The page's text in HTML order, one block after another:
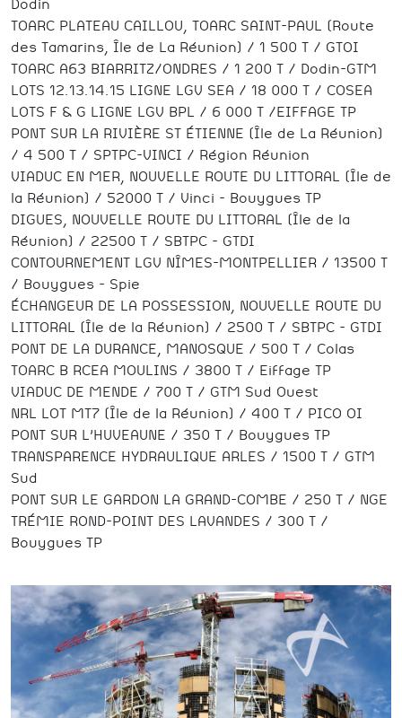
Dodin
TOARC PLATEAU CAILLOU, TOARC SAINT-PAUL (Route
des Tamarins, Île de La Réunion) / 1 500 T / GTOI
TOARC A63 BIARRITZ/ONDRES / 1 200 T / Dodin-GTM
LOTS 12.13.14.15 LIGNE LGV SEA / 18 000 T / COSEA
LOTS F & G LIGNE LGV BPL / 6 000 T /EIFFAGE TP
PONT SUR LA RIVIÈRE ST ÉTIENNE (Île de La Réunion)
/ 4 500 T / SPTPC-VINCI / Région Réunion
VIADUC EN MER, NOUVELLE ROUTE DU LITTORAL (Île de
la Réunion) / 52000 T / Vinci – Bouygues TP
DIGUES, NOUVELLE ROUTE DU LITTORAL (Île de la
Réunion) / 22500 T / SBTPC – GTDI
CONTOURNEMENT LGV NÎMES-MONTPELLIER / 13500 T
/ Bouygues – Spie
ÉCHANGEUR DE LA POSSESSION, NOUVELLE ROUTE DU
LITTORAL (Île de la Réunion) / 2500 T / SBTPC – GTDI
PONT DE LA DURANCE, MANOSQUE / 500 T / Colas
TOARC B RCEA MOULINS / 3800 T / Eiffage TP
VIADUC DE MENDE / 700 T / GTM Sud Ouest
NRL LOT MT7 (Île de la Réunion) / 400 T / PICO OI
PONT SUR L’HUVEAUNE / 350 T / Bouygues TP
TRANSPARENCE HYDRAULIQUE ARLES / 1500 T / GTM
Sud
PONT SUR LE GARDON LA GRAND-COMBE / 250 T / NGE
TRÉMIE ROND-POINT DES LAVANDES / 300 T /
Bouygues TP